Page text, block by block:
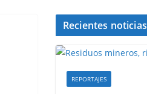
Recientes noticias
REPORTAJES